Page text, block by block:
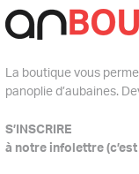
La boutique vous
panoplie d’aubaines.
S’INSCRIRE
à notre infolettre